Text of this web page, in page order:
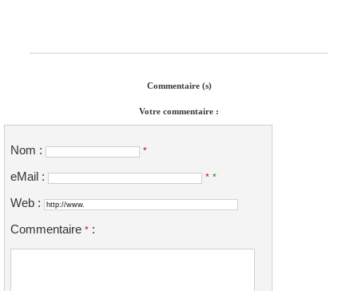
Commentaire (s)
Votre commentaire :
Nom : *
eMail : * *
Web :
Commentaire * :